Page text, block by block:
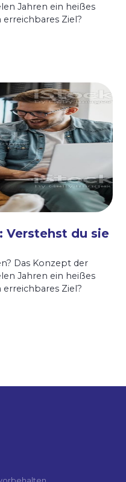
Jahren ein heißes
Ziel?
Verstehst du sie
Das Konzept der
Jahren ein heißes
Ziel?